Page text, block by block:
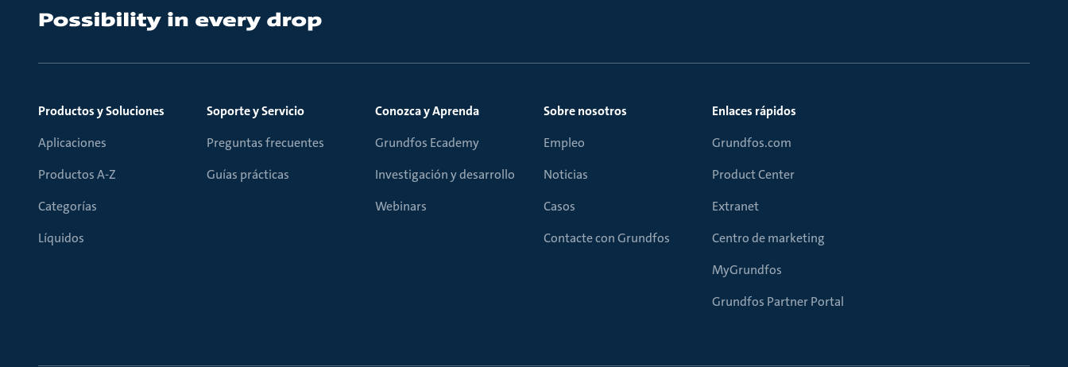
Productos y Soluciones
Aplicaciones
Productos A-Z
Categorías
Líquidos
Soporte y Servicio
Preguntas frecuentes
Guías prácticas
Conozca y Aprenda
Grundfos Ecademy
Investigación y desarrollo
Webinars
Sobre nosotros
Empleo
Noticias
Casos
Contacte con Grundfos
Enlaces rápidos
Grundfos.com
Product Center
Extranet
Centro de marketing
MyGrundfos
Grundfos Partner Portal